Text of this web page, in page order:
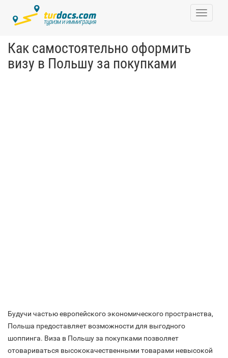
Toggle
Как самостоятельно оформить
визу в Польшу за покупками
Будучи частью европейского экономического пространства,
Польша предоставляет возможности для выгодного
шоппинга. Виза в Польшу за покупками позволяет
отовариваться высококачественными товарами невысокой